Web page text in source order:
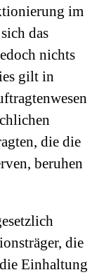
im
das
nichts
gilt in
die die
beruhen
die
Einhaltung